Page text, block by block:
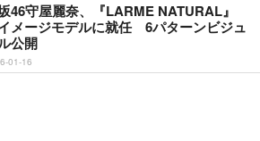
46守屋麗奈、『LARME NATURAL』
メージモデルに就任 6パターンビジュ
公開
01-16